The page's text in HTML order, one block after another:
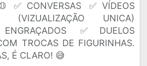
✅CONVERSAS ✅VÍDEOS
(VIZUALIZAÇÃO UNICA)
✅DUELOS
TROCAS DE FIGURINHAS.
É CLARO! 😅